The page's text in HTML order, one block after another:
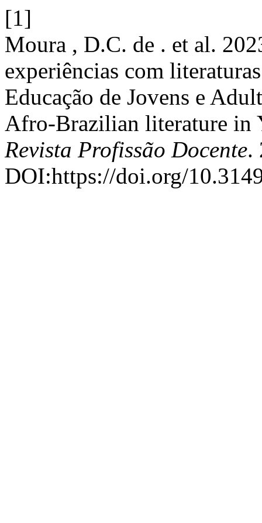
[1]
Moura , D.C. de . et al.
experiências com
Educação de Jovens e
Afro-Brazilian literature in
Revista Profissão Docente.
DOI:https://doi.org/